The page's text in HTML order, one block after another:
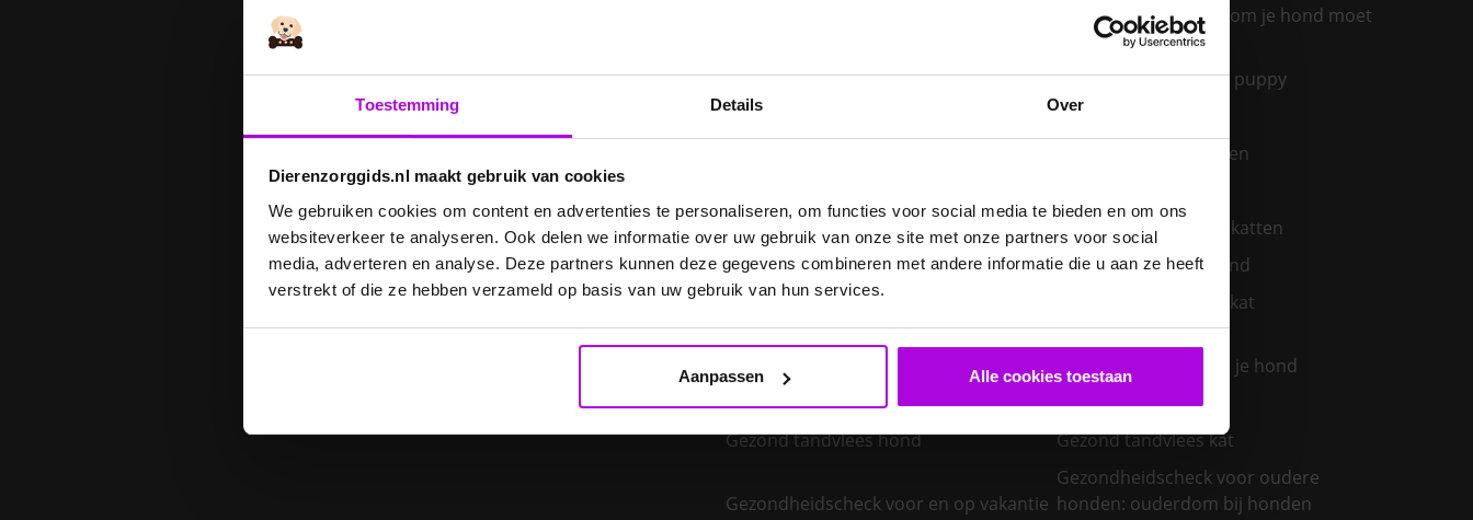
Toestemming Details Over
Dierenzorggids.nl maakt gebruik van cookies
We gebruiken cookies om content en advertenties te personaliseren, om functies voor social media te bieden en om ons
websiteverkeer te analyseren. Ook delen we informatie over uw gebruik van onze site met onze partners voor social
media, adverteren en analyse. Deze partners kunnen deze gegevens combineren met andere informatie die u aan ze heeft
verstrekt of die ze hebben verzameld op basis van uw gebruik van hun services.
Aanpassen Alle cookies toestaan
Een zieke hond: waarom je hond moet
overgeven
Een zoönose, wat is dat?
Eerste nacht van een puppy
Enostosis of groeipijn bij de hond
Epilepsie bij honden
Fysiotherapie bij katten
Gebit van je hond
Gebitsproblemen bij katten
Gebitsproblemen bij konijnen
Gebitsproblemen hond
Gebitsreiniging bij je hond
Gebitsreiniging bij je kat
Gedragsveranderingen bij de oudere
Gescheurde nagel bij je hond
Gevaren in de herfst voor honden
Gezond gewicht kat
Gezond tandvlees hond
Gezond tandvlees kat
Gezondheidscheck voor en op vakantie
Gezondheidscheck voor oudere
honden: ouderdom bij honden